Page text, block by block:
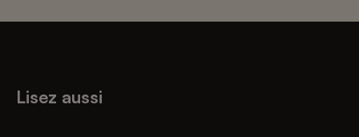
Lisez aussi